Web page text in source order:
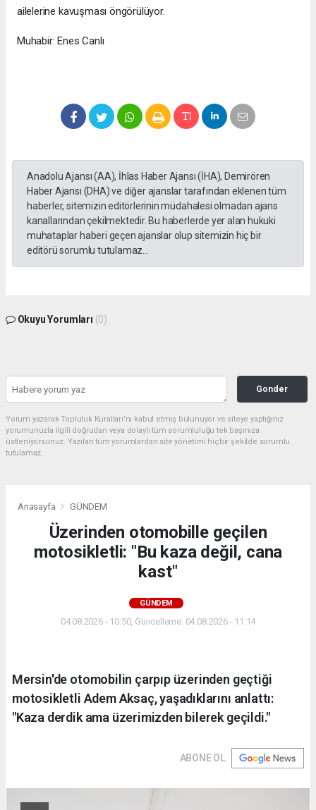
ailelerine kavuşması öngörülüyor.
Muhabir: Enes Canlı
Anadolu Ajansı (AA), İhlas Haber Ajansı (İHA), Demirören
Haber Ajansı (DHA) ve diğer ajanslar tarafından eklenen tüm
haberler, sitemizin editörlerinin müdahalesi olmadan ajans
kanallarından çekilmektedir. Bu haberlerde yer alan hukuki
muhataplar haberi geçen ajanslar olup sitemizin hiç bir
editörü sorumlu tutulamaz...
Okuyu Yorumları (0)
Gonder
Yorum yazarak Topluluk Kuralları’nı kabul etmiş bulunuyor ve siteye yaptığınız
yorumunuzla ilgili doğrudan veya dolaylı tüm sorumluluğu tek başınıza
üstleniyorsunuz. Yazılan tüm yorumlardan site yönetimi hiçbir şekilde sorumlu
tutulamaz.
Anasayfa GÜNDEM
Üzerinden otomobille geçilen
motosikletli: "Bu kaza değil, cana
kast"
GÜNDEM
04.08.2026 - 10:50, Güncelleme: 04.08.2026 - 11:14
Mersin'de otomobilin çarpıp üzerinden geçtiği
motosikletli Adem Aksaç, yaşadıklarını anlattı:
"Kaza derdik ama üzerimizden bilerek geçildi."
ABONE OL